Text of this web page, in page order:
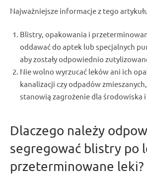
Najważniejsze informacje z tego
Blistry, opakowania i
oddawać do aptek lub specjalnych
abyzostały odpowiednio
Nie wolno wyrzucać lekówani ich
kanalizacji czyodpadów zmieszanych
stanowią zagrożenie dla środowiska i
Dlaczego należy
segregować blistry po
przeterminowane leki?